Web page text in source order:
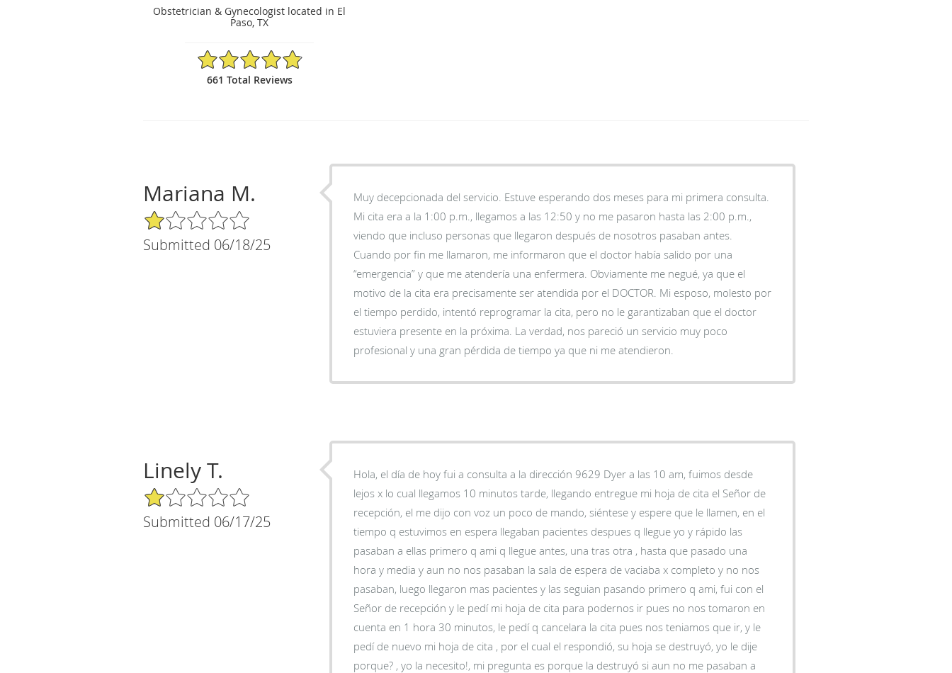
Obstetrician & Gynecologist located in El
Paso, TX
4.86/5 Star Rating
661 Total Reviews
Mariana M.
1/5 Star Rating
Submitted 06/18/25
Muy decepcionada del servicio. Estuve esperando dos meses para mi primera consulta.
Mi cita era a la 1:00 p.m., llegamos a las 12:50 y no me pasaron hasta las 2:00 p.m.,
viendo que incluso personas que llegaron después de nosotros pasaban antes.
Cuando por fin me llamaron, me informaron que el doctor había salido por una
“emergencia” y que me atendería una enfermera. Obviamente me negué, ya que el
motivo de la cita era precisamente ser atendida por el DOCTOR. Mi esposo, molesto por
el tiempo perdido, intentó reprogramar la cita, pero no le garantizaban que el doctor
estuviera presente en la próxima. La verdad, nos pareció un servicio muy poco
profesional y una gran pérdida de tiempo ya que ni me atendieron.
Linely T.
1/5 Star Rating
Submitted 06/17/25
Hola, el día de hoy fui a consulta a la dirección 9629 Dyer a las 10 am, fuimos desde
lejos x lo cual llegamos 10 minutos tarde, llegando entregue mi hoja de cita el Señor de
recepción, el me dijo con voz un poco de mando, siéntese y espere que le llamen, en el
tiempo q estuvimos en espera llegaban pacientes despues q llegue yo y rápido las
pasaban a ellas primero q ami q llegue antes, una tras otra , hasta que pasado una
hora y media y aun no nos pasaban la sala de espera de vaciaba x completo y no nos
pasaban, luego llegaron mas pacientes y las seguian pasando primero q ami, fui con el
Señor de recepción y le pedí mi hoja de cita para podernos ir pues no nos tomaron en
cuenta en 1 hora 30 minutos, le pedí q cancelara la cita pues nos teniamos que ir, y le
pedí de nuevo mi hoja de cita , por el cual el respondió, su hoja se destruyó, yo le dije
porque? , yo la necesito!, mi pregunta es porque la destruyó si aun no me pasaban a